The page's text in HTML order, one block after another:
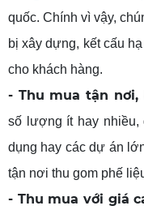
quốc. Chính vì vậy,
bị xây dựng, kết cấu
cho khách hàng.
- Thu mua tận
số lượng ít hay nhiều,
dụng hay các dự án
tận nơi thu gom phế
- Thu mua với giá